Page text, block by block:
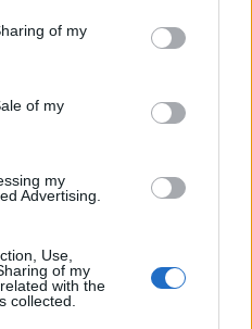
of my
of my
my
Advertising.
Use,
of my
with the
collected.
ovšem varují, aby státní
v Česku zcela
slunce zdražují elektřinu
Aktualne.cz dne 8. 9.
reklama